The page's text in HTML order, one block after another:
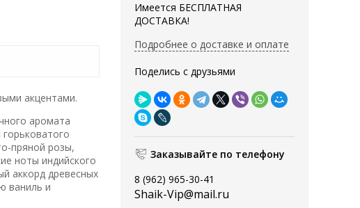
Имеется БЕСПЛАТНАЯ
ДОСТАВКА!
Подробнее о доставке и оплате
Поделись с друзьями
Заказывайте по телефону
8 (962) 965-30-41
Shaik-Vip@mail.ru
акцентами.
аромата
пряной розы,
ноты индийского
аккорд древесных
ваниль и